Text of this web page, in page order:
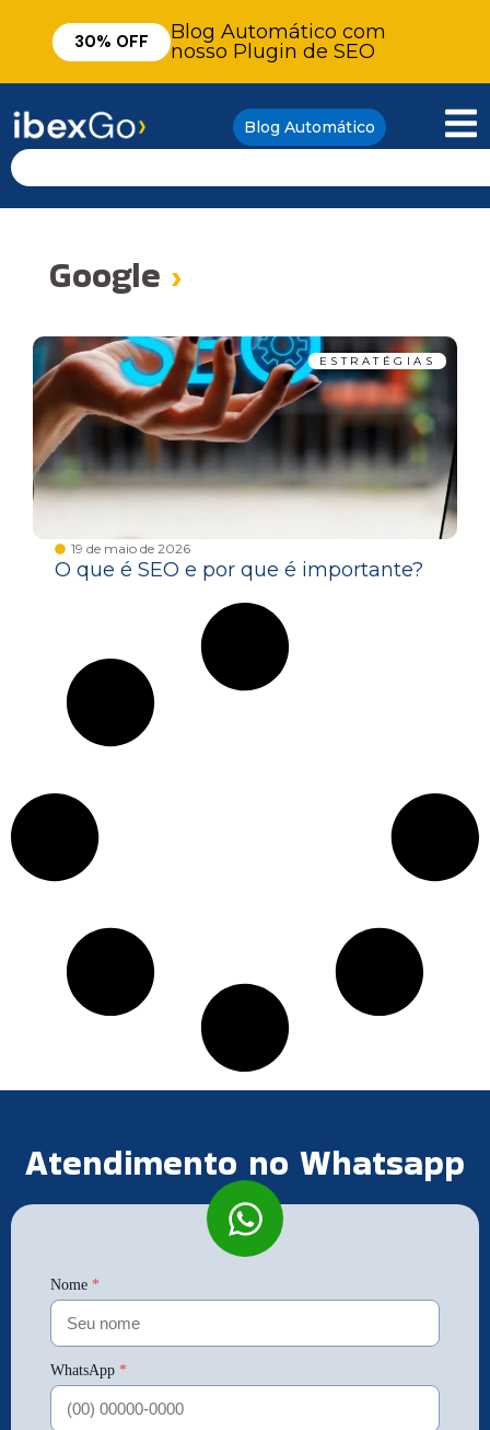
30% OFF
Blog Automático com
nosso Plugin de SEO
Blog Automático
Google ›
ESTRATÉGIAS
19 de maio de 2026
O que é SEO e por que é importante?
Atendimento no Whatsapp